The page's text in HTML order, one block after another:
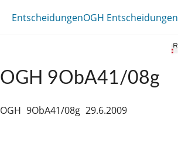
EntscheidungenOGH Entscheidungen
OGH 9ObA41/08g
OGH 9ObA41/08g 29.6.2009